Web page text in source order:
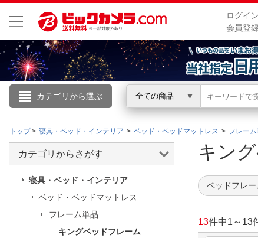
ログイン
会員登
カテゴリから選ぶ 全ての商品
こんにちは
ログイン
会員メニュー
お買いもの履歴
トップ 寝具・ベッド・インテリア ベッド・ベッドマットレス フレー
キン
ベッドフレ
13件中1 ～ 13
カテゴリからさがす
寝具・ベッド・インテリア
ベッド・ベッドマットレス
フレーム単品
キングベッドフレーム